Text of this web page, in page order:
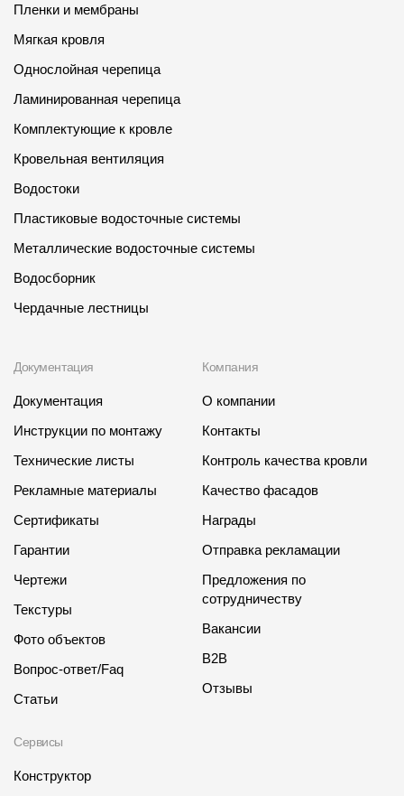
Пленки и мембраны
Мягкая кровля
Однослойная черепица
Ламинированная черепица
Комплектующие к кровле
Кровельная вентиляция
Водостоки
Пластиковые водосточные системы
Металлические водосточные системы
Водосборник
Чердачные лестницы
Документация
Документация
Инструкции по монтажу
Технические листы
Рекламные материалы
Сертификаты
Гарантии
Чертежи
Текстуры
Фото объектов
Вопрос-ответ/Faq
Статьи
Сервисы
Конструктор
Компания
О компании
Контакты
Контроль качества кровли
Качество фасадов
Награды
Отправка рекламации
Предложения по
сотрудничеству
Вакансии
B2B
Отзывы